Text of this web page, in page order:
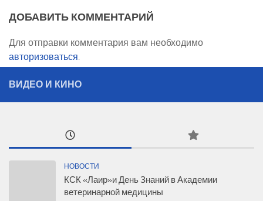
ДОБАВИТЬ КОММЕНТАРИЙ
Для отправки комментария вам необходимо
авторизоваться.
ВИДЕО И КИНО
НОВОСТИ
КСК «Лаир»и День Знаний в Академии
ветеринарной медицины